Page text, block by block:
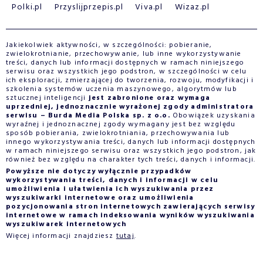
Polki.pl
Przyslijprzepis.pl Viva.pl Wizaz.pl
Jakiekolwiek aktywności, w szczególności: pobieranie,
zwielokrotnianie, przechowywanie, lub inne wykorzystywanie
treści, danych lub informacji dostępnych w ramach niniejszego
serwisu oraz wszystkich jego podstron, w szczególności w celu
ich eksploracji, zmierzającej do tworzenia, rozwoju, modyfikacji i
szkolenia systemów uczenia maszynowego, algorytmów lub
sztucznej inteligencjijest zabronione oraz wymaga
uprzedniej, jednoznacznie wyrażonej zgody administratora
serwisu – Burda Media Polska sp. z o.o. Obowiązek uzyskania
wyraźnej i jednoznacznej zgody wymagany jest bez względu
sposób pobierania, zwielokrotniania, przechowywania lub
innego wykorzystywania treści, danych lub informacji dostępnych
w ramach niniejszego serwisu oraz wszystkich jego podstron, jak
również bez względu na charakter tych treści, danych i informacji.
Powyższe nie dotyczy wyłącznie przypadków
wykorzystywania treści, danych i informacji w celu
umożliwienia i ułatwienia ich wyszukiwania przez
wyszukiwarki internetowe oraz umożliwienia
pozycjonowania stron internetowych zawierających serwisy
internetowe w ramach indeksowania wyników wyszukiwania
wyszukiwarek internetowych
Więcej informacji znajdziesztutaj.